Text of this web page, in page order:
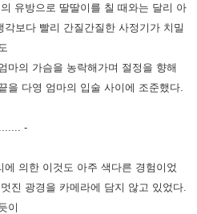
유방으로 딸딸이를 칠 때와는 달리 아
보다 빨리 간질간질한 사정기가 치밀
마의 가슴을 농락해가며 절정을 향해
을 다영 엄마의 입술 사이에 조준했다.
-
의한 이것도 아주 색다른 경험이었
진 광경을 카메라에 담지 않고 있었다.
이